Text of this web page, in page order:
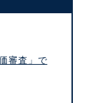
審査」で